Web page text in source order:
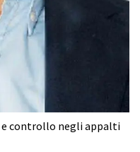
e controllo negli appalti